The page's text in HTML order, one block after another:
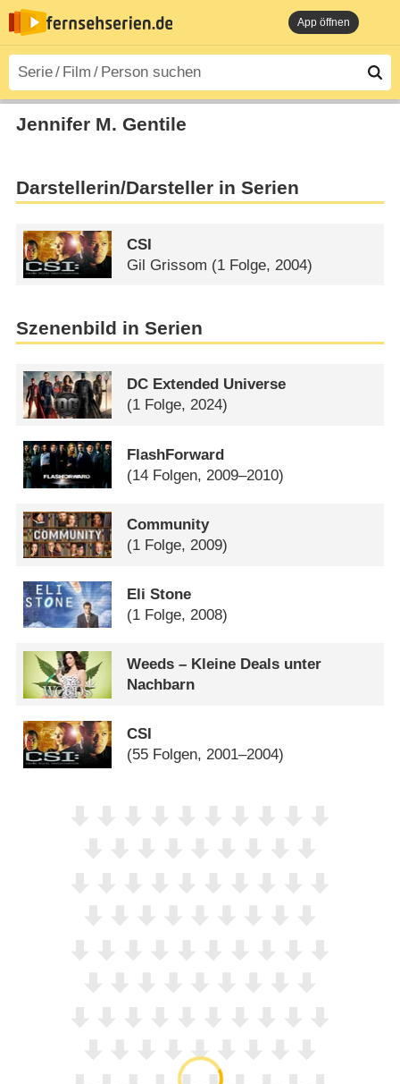
App öffnen
Jennifer M. Gentile
Darstellerin/Darsteller in Serien
CSI
Gil Grissom (1 Folge, 2004)
Szenenbild in Serien
DC Extended Universe
(1 Folge, 2024)
FlashForward
(14 Folgen, 2009–2010)
Community
(1 Folge, 2009)
Eli Stone
(1 Folge, 2008)
Weeds – Kleine Deals unter
Nachbarn
CSI
(55 Folgen, 2001–2004)